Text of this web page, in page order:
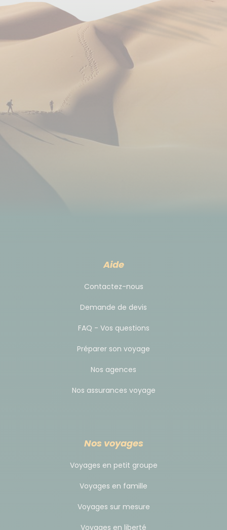
Aide
Contactez-nous
Demande de devis
FAQ - Vos questions
Préparer son voyage
Nos agences
Nos assurances voyage
Nos voyages
Voyages en petit groupe
Voyages en famille
Voyages sur mesure
Voyages en liberté